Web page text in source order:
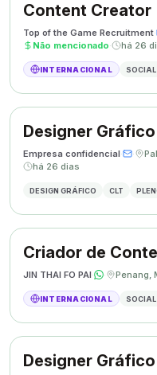
Content Creator
Top of the Game Recruitment·
Não mencionado· há 26
INTERNACIONAL
Designer Gráfico
Empresa confidencial· ·
há 26 dias
DESIGN GRÁFICO CLT
Criador de
JIN THAI FO PAI· · Penang,
INTERNACIONAL
Designer Gráfico